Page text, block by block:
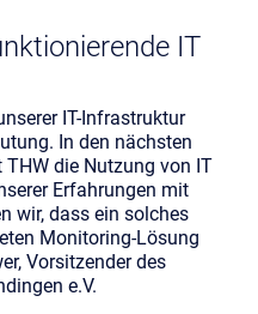
IT
IT-Infrastruktur
In den nächsten
die Nutzung von IT
Erfahrungen mit
wir, dass ein solches
Monitoring-Lösung
Vorsitzender des
e.V.